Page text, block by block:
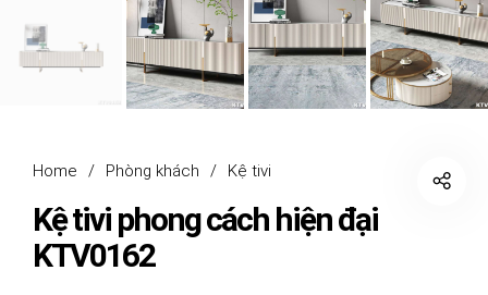
Home / Phòng khách / Kệ tivi
Kệ tivi phong cách hiện đại
KTV0162